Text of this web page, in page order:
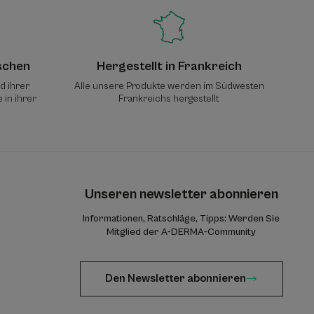
ihrer
in ihrer
Hergestellt in Frankreich
Alle unsere Produkte werden im Südwesten
Frankreichs hergestellt
Unseren newsletter abonnieren
Informationen, Ratschläge, Tipps: Werden Sie
Mitglied der A-DERMA-Community
Den Newsletter abonnieren